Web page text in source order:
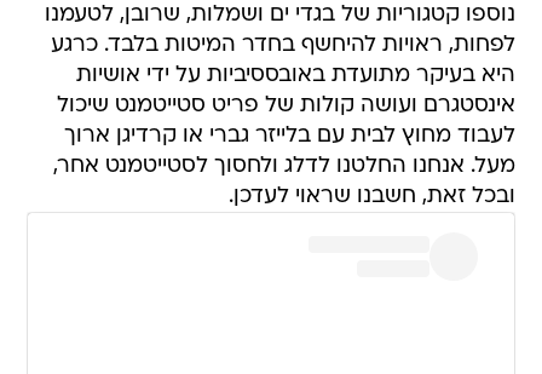
נוספו קטגוריות של בגדי ים ושמלות, שרובן, לטעמנו
לפחות, ראויות להיחשף בחדר המיטות בלבד. כרגע
היא בעיקר מתועדת באובססיביות על ידי אושיות
אינסטגרם ועושה קולות של פריט סטייטמנט שיכול
לעבוד מחוץ לבית עם בלייזר גברי או קרדיגן ארוך
מעל. אנחנו החלטנו לדלג ולחסוך לסטייטמנט אחר,
ובכל זאת, חשבנו שראוי לעדכן.